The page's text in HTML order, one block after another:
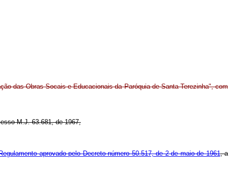
das Obras Socais e Educacionais da Paróquia de Santa Terezinha", com
M.J. 63.681, de 1967,
aprovado pelo Decreto número 50.517, de 2 de maio de 1961, a